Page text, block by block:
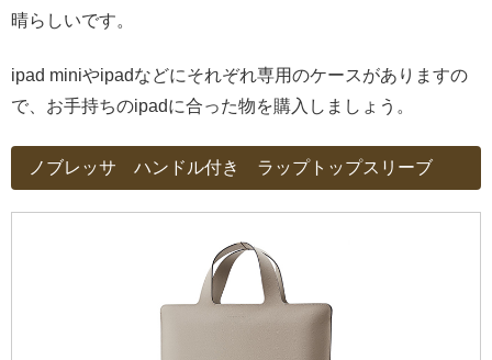
晴らしいです。
ipad miniやipadなどにそれぞれ専用のケースがありますの
で、お手持ちのipadに合った物を購入しましょう。
ノブレッサ ハンドル付き ラップトップスリーブ